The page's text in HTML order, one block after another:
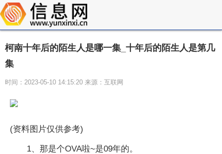
柯南十年后的陌生人是哪一集_十年后的陌生人是第几
集
时间：2023-05-10 14:15:20 来源：互联网
(资料图片仅供参考)
1、那是个OVA啦~是09年的。